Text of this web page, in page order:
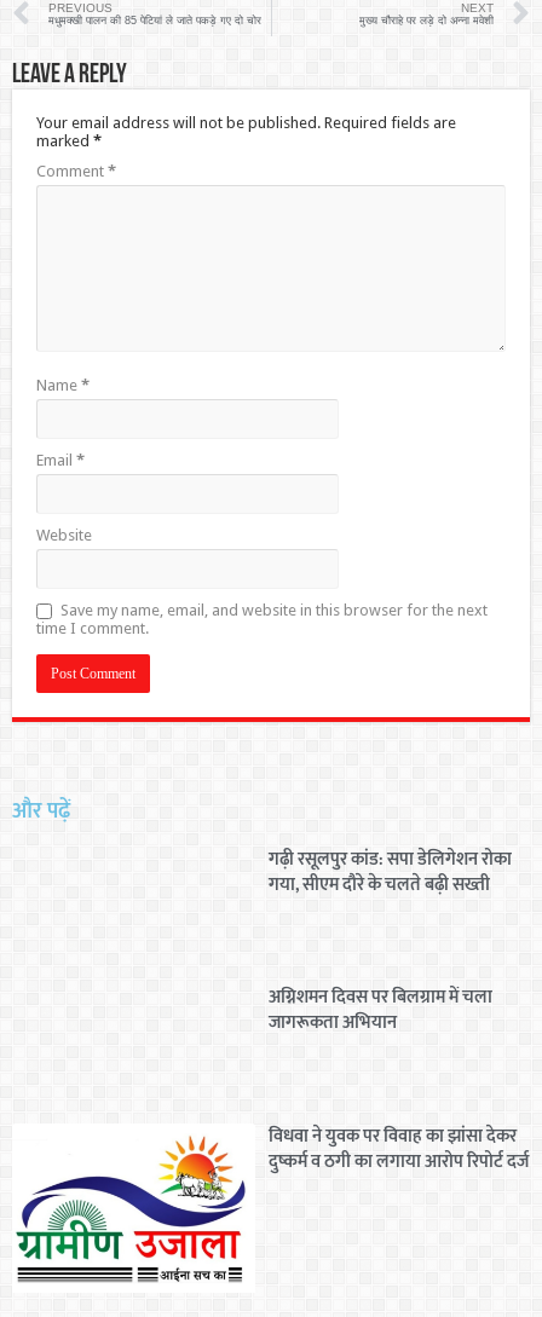
PREVIOUS
मधुमक्खी पालन की 85 पेटियां ले जाते पकड़े गए दो चोर
NEXT
मुख्य चौराहे पर लड़े दो अन्ना मवेशी
Leave a Reply
Your email address will not be published. Required fields are
marked *
Comment *
Name *
Email *
Website
Save my name, email, and website in this browser for the next
time I comment.
और पढ़ें
गढ़ी रसूलपुर कांड: सपा डेलिगेशन रोका
गया, सीएम दौरे के चलते बढ़ी सख्ती
अग्निशमन दिवस पर बिलग्राम में चला
जागरूकता अभियान
विधवा ने युवक पर विवाह का झांसा देकर
दुष्कर्म व ठगी का लगाया आरोप रिपोर्ट दर्ज